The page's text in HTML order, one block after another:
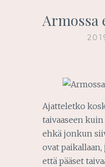
Armossa
Ajatteletko
taivaaseen
ehkä jonkun
ovat
että pääset